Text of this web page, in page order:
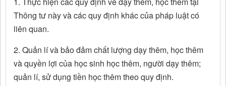
Thông tư này và các quy định khác của pháp luật có
liên quan.
2. Quản lí và bảo đảm chất lượng dạy thêm, học thêm
và quyền lợi của học sinh học thêm, người dạy thêm;
quản lí, sử dụng tiền học thêm theo quy định.